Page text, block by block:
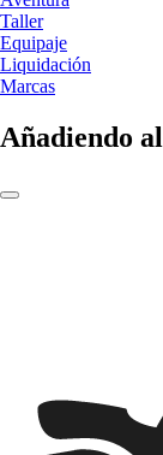
Taller
Equipaje
Liquidación
Marcas
Añadiendo